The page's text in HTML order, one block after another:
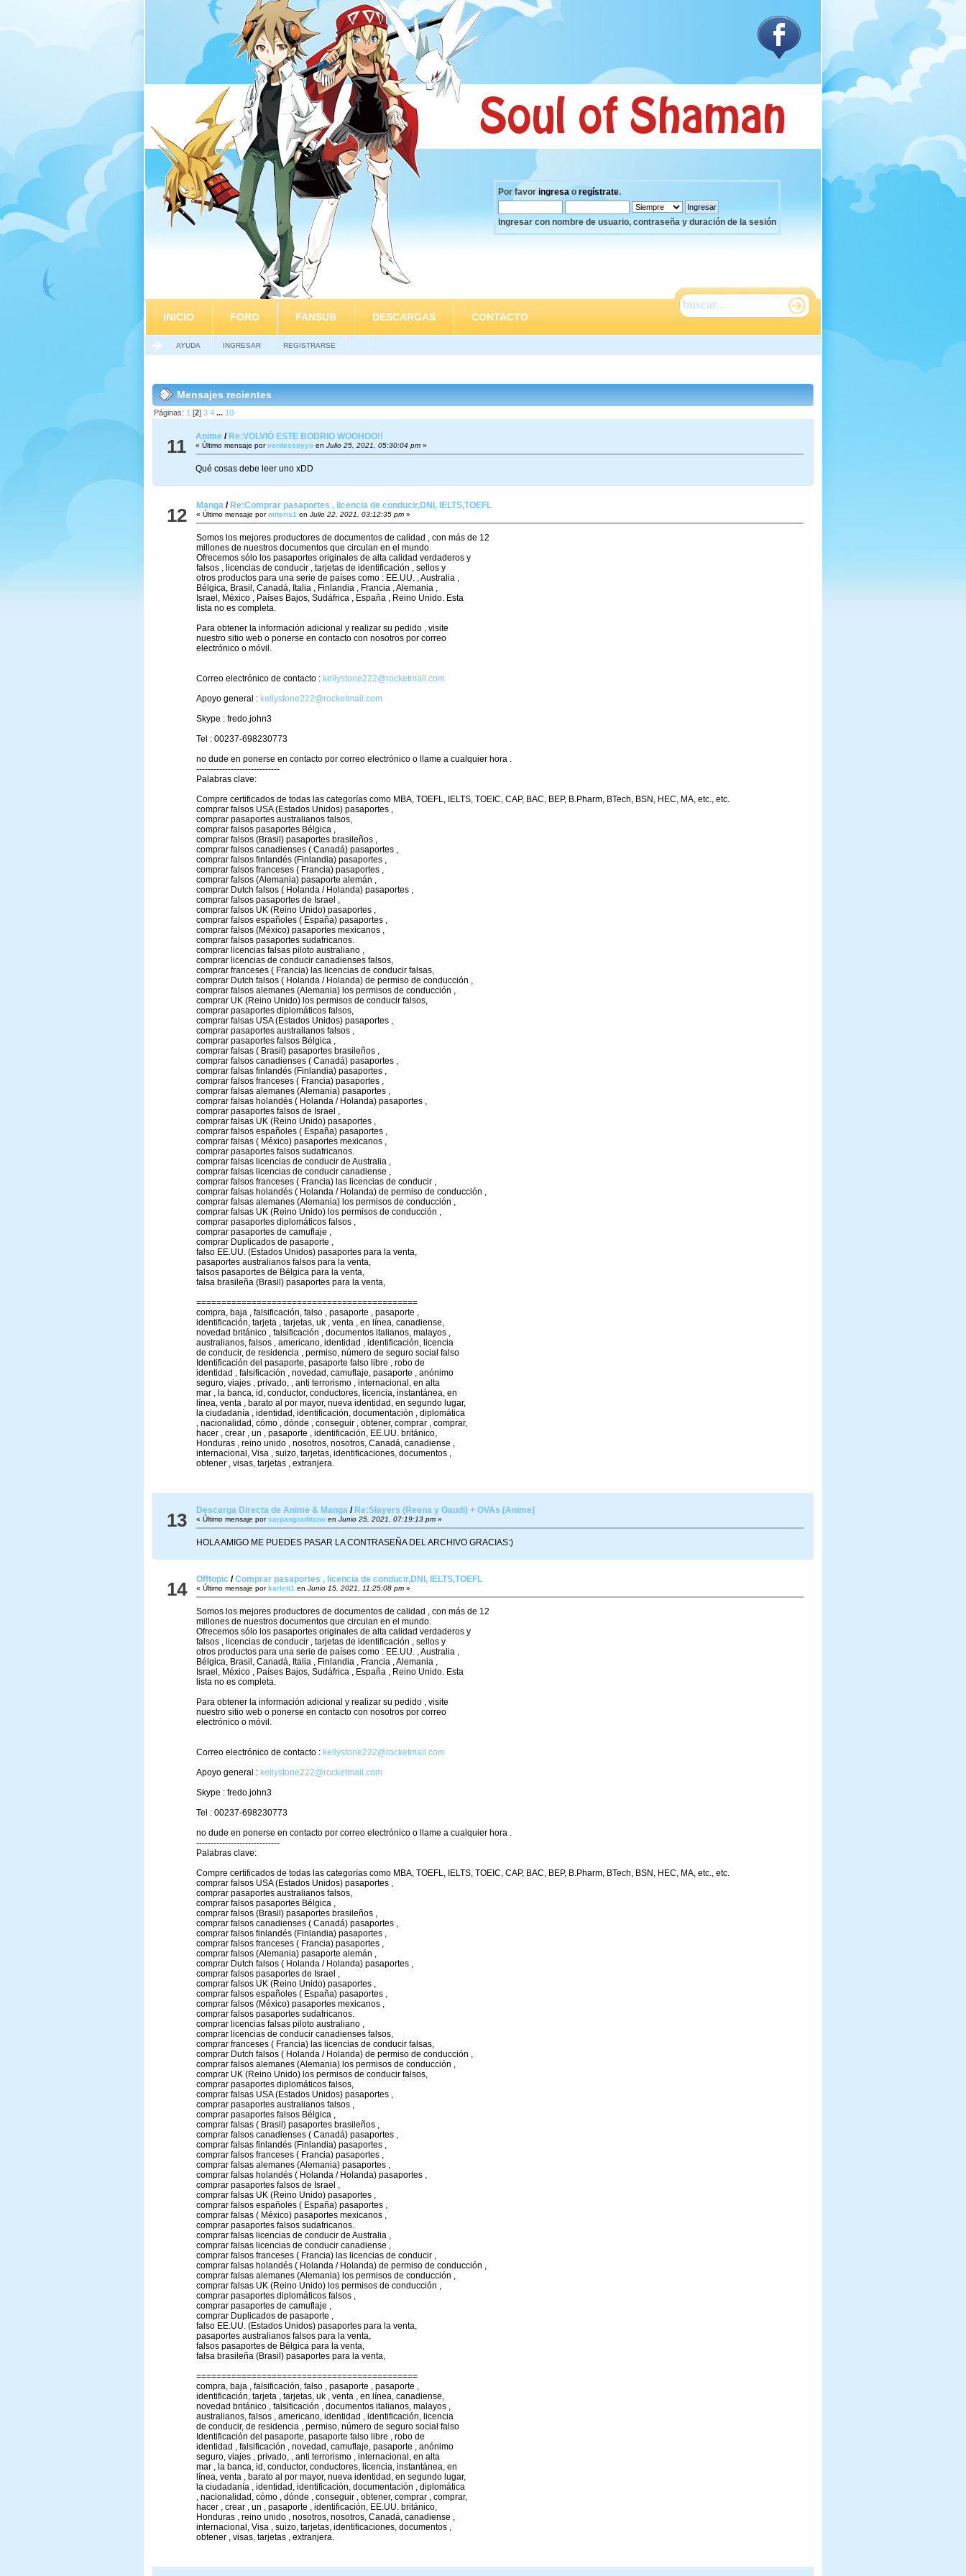
Por favor ingresa o regístrate.
Ingresar con nombre de usuario, contraseña y duración de la sesión
INICIO FORO FANSUB DESCARGAS CONTACTO
AYUDA INGRESAR REGISTRARSE
Mensajes recientes
Páginas: 1 [2]3 4 ... 10
11 Anime / Re:VOLVIÓ ESTE BODRIO WOOHOO!!
« Último mensaje porverdessoyyo en Julio 25, 2021, 05:30:04 pm»
Qué cosas debe leer uno xDD
12 Manga/ Re:Comprar pasaportes , licencia de conducir,DNI, IELTS,TOEFL
« Último mensaje pormiteris1 en Julio 22, 2021, 03:12:35 pm»
Somos los mejores productores de documentos de calidad , con más de 12
millones de nuestros documentos que circulan en el mundo.
Ofrecemos sólo los pasaportes originales de alta calidad verdaderos y
falsos , licencias de conducir , tarjetas de identificación , sellos y
otros productos para una serie de países como : EE.UU. , Australia ,
Bélgica, Brasil, Canadá, Italia , Finlandia , Francia , Alemania ,
Israel, México , Países Bajos, Sudáfrica , España , Reino Unido. Esta
lista no es completa.
Para obtener la información adicional y realizar su pedido , visite
nuestro sitio web o ponerse en contacto con nosotros por correo
electrónico o móvil.
Correo electrónico de contacto : kellystone222@rocketmail.com
Apoyo general : kellystone222@rocketmail.com
Skype : fredo.john3
Tel : 00237-698230773
no dude en ponerse en contacto por correo electrónico o llame a cualquier hora .
-----------------------------
Palabras clave:
Compre certificados de todas las categorías como MBA, TOEFL, IELTS, TOEIC, CAP, BAC, BEP, B.Pharm, BTech, BSN, HEC, MA, etc., etc.
comprar falsos USA (Estados Unidos) pasaportes ,
comprar pasaportes australianos falsos,
comprar falsos pasaportes Bélgica ,
comprar falsos (Brasil) pasaportes brasileños ,
comprar falsos canadienses ( Canadá) pasaportes ,
comprar falsos finlandés (Finlandia) pasaportes ,
comprar falsos franceses ( Francia) pasaportes ,
comprar falsos (Alemania) pasaporte alemán ,
comprar Dutch falsos ( Holanda / Holanda) pasaportes ,
comprar falsos pasaportes de Israel ,
comprar falsos UK (Reino Unido) pasaportes ,
comprar falsos españoles ( España) pasaportes ,
comprar falsos (México) pasaportes mexicanos ,
comprar falsos pasaportes sudafricanos.
comprar licencias falsas piloto australiano ,
comprar licencias de conducir canadienses falsos,
comprar franceses ( Francia) las licencias de conducir falsas,
comprar Dutch falsos ( Holanda / Holanda) de permiso de conducción ,
comprar falsos alemanes (Alemania) los permisos de conducción ,
comprar UK (Reino Unido) los permisos de conducir falsos,
comprar pasaportes diplomáticos falsos,
comprar falsas USA (Estados Unidos) pasaportes ,
comprar pasaportes australianos falsos ,
comprar pasaportes falsos Bélgica ,
comprar falsas ( Brasil) pasaportes brasileños ,
comprar falsos canadienses ( Canadá) pasaportes ,
comprar falsas finlandés (Finlandia) pasaportes ,
comprar falsos franceses ( Francia) pasaportes ,
comprar falsas alemanes (Alemania) pasaportes ,
comprar falsas holandés ( Holanda / Holanda) pasaportes ,
comprar pasaportes falsos de Israel ,
comprar falsas UK (Reino Unido) pasaportes ,
comprar falsos españoles ( España) pasaportes ,
comprar falsas ( México) pasaportes mexicanos ,
comprar pasaportes falsos sudafricanos.
comprar falsas licencias de conducir de Australia ,
comprar falsas licencias de conducir canadiense ,
comprar falsos franceses ( Francia) las licencias de conducir ,
comprar falsas holandés ( Holanda / Holanda) de permiso de conducción ,
comprar falsas alemanes (Alemania) los permisos de conducción ,
comprar falsas UK (Reino Unido) los permisos de conducción ,
comprar pasaportes diplomáticos falsos ,
comprar pasaportes de camuflaje ,
comprar Duplicados de pasaporte ,
falso EE.UU. (Estados Unidos) pasaportes para la venta,
pasaportes australianos falsos para la venta,
falsos pasaportes de Bélgica para la venta,
falsa brasileña (Brasil) pasaportes para la venta,
============================================
compra, baja , falsificación, falso , pasaporte , pasaporte ,
identificación, tarjeta , tarjetas, uk , venta , en línea, canadiense,
novedad británico , falsificación , documentos italianos, malayos ,
australianos, falsos , americano, identidad , identificación, licencia
de conducir, de residencia , permiso, número de seguro social falso
Identificación del pasaporte, pasaporte falso libre , robo de
identidad , falsificación , novedad, camuflaje, pasaporte , anónimo
seguro, viajes , privado, , anti terrorismo , internacional, en alta
mar , la banca, id, conductor, conductores, licencia, instantánea, en
línea, venta , barato al por mayor, nueva identidad, en segundo lugar,
la ciudadanía , identidad, identificación, documentación , diplomática
, nacionalidad, cómo , dónde , conseguir , obtener, comprar , comprar,
hacer , crear , un , pasaporte , identificación, EE.UU. británico,
Honduras , reino unido , nosotros, nosotros, Canadá, canadiense ,
internacional, Visa , suizo, tarjetas, identificaciones, documentos ,
obtener , visas, tarjetas , extranjera.
13 Descarga Directa de Anime & Manga/ Re:Slayers (Reena y Gaudi) + OVAs [Anime]
« Último mensaje porcarpaograditano en Junio 25, 2021, 07:19:13 pm»
HOLA AMIGO ME PUEDES PASAR LA CONTRASEÑA DEL ARCHIVO GRACIAS:)
14 Offtopic /Comprar pasaportes , licencia de conducir,DNI, IELTS,TOEFL
« Último mensaje porkarleti1 en Junio 15, 2021, 11:25:08 pm»
Somos los mejores productores de documentos de calidad , con más de 12
millones de nuestros documentos que circulan en el mundo.
Ofrecemos sólo los pasaportes originales de alta calidad verdaderos y
falsos , licencias de conducir , tarjetas de identificación , sellos y
otros productos para una serie de países como : EE.UU. , Australia ,
Bélgica, Brasil, Canadá, Italia , Finlandia , Francia , Alemania ,
Israel, México , Países Bajos, Sudáfrica , España , Reino Unido. Esta
lista no es completa.
Para obtener la información adicional y realizar su pedido , visite
nuestro sitio web o ponerse en contacto con nosotros por correo
electrónico o móvil.
Correo electrónico de contacto : kellystone222@rocketmail.com
Apoyo general : kellystone222@rocketmail.com
Skype : fredo.john3
Tel : 00237-698230773
no dude en ponerse en contacto por correo electrónico o llame a cualquier hora .
-----------------------------
Palabras clave:
Compre certificados de todas las categorías como MBA, TOEFL, IELTS, TOEIC, CAP, BAC, BEP, B.Pharm, BTech, BSN, HEC, MA, etc., etc.
comprar falsos USA (Estados Unidos) pasaportes ,
comprar pasaportes australianos falsos,
comprar falsos pasaportes Bélgica ,
comprar falsos (Brasil) pasaportes brasileños ,
comprar falsos canadienses ( Canadá) pasaportes ,
comprar falsos finlandés (Finlandia) pasaportes ,
comprar falsos franceses ( Francia) pasaportes ,
comprar falsos (Alemania) pasaporte alemán ,
comprar Dutch falsos ( Holanda / Holanda) pasaportes ,
comprar falsos pasaportes de Israel ,
comprar falsos UK (Reino Unido) pasaportes ,
comprar falsos españoles ( España) pasaportes ,
comprar falsos (México) pasaportes mexicanos ,
comprar falsos pasaportes sudafricanos.
comprar licencias falsas piloto australiano ,
comprar licencias de conducir canadienses falsos,
comprar franceses ( Francia) las licencias de conducir falsas,
comprar Dutch falsos ( Holanda / Holanda) de permiso de conducción ,
comprar falsos alemanes (Alemania) los permisos de conducción ,
comprar UK (Reino Unido) los permisos de conducir falsos,
comprar pasaportes diplomáticos falsos,
comprar falsas USA (Estados Unidos) pasaportes ,
comprar pasaportes australianos falsos ,
comprar pasaportes falsos Bélgica ,
comprar falsas ( Brasil) pasaportes brasileños ,
comprar falsos canadienses ( Canadá) pasaportes ,
comprar falsas finlandés (Finlandia) pasaportes ,
comprar falsos franceses ( Francia) pasaportes ,
comprar falsas alemanes (Alemania) pasaportes ,
comprar falsas holandés ( Holanda / Holanda) pasaportes ,
comprar pasaportes falsos de Israel ,
comprar falsas UK (Reino Unido) pasaportes ,
comprar falsos españoles ( España) pasaportes ,
comprar falsas ( México) pasaportes mexicanos ,
comprar pasaportes falsos sudafricanos.
comprar falsas licencias de conducir de Australia ,
comprar falsas licencias de conducir canadiense ,
comprar falsos franceses ( Francia) las licencias de conducir ,
comprar falsas holandés ( Holanda / Holanda) de permiso de conducción ,
comprar falsas alemanes (Alemania) los permisos de conducción ,
comprar falsas UK (Reino Unido) los permisos de conducción ,
comprar pasaportes diplomáticos falsos ,
comprar pasaportes de camuflaje ,
comprar Duplicados de pasaporte ,
falso EE.UU. (Estados Unidos) pasaportes para la venta,
pasaportes australianos falsos para la venta,
falsos pasaportes de Bélgica para la venta,
falsa brasileña (Brasil) pasaportes para la venta,
============================================
compra, baja , falsificación, falso , pasaporte , pasaporte ,
identificación, tarjeta , tarjetas, uk , venta , en línea, canadiense,
novedad británico , falsificación , documentos italianos, malayos ,
australianos, falsos , americano, identidad , identificación, licencia
de conducir, de residencia , permiso, número de seguro social falso
Identificación del pasaporte, pasaporte falso libre , robo de
identidad , falsificación , novedad, camuflaje, pasaporte , anónimo
seguro, viajes , privado, , anti terrorismo , internacional, en alta
mar , la banca, id, conductor, conductores, licencia, instantánea, en
línea, venta , barato al por mayor, nueva identidad, en segundo lugar,
la ciudadanía , identidad, identificación, documentación , diplomática
, nacionalidad, cómo , dónde , conseguir , obtener, comprar , comprar,
hacer , crear , un , pasaporte , identificación, EE.UU. británico,
Honduras , reino unido , nosotros, nosotros, Canadá, canadiense ,
internacional, Visa , suizo, tarjetas, identificaciones, documentos ,
obtener , visas, tarjetas , extranjera.